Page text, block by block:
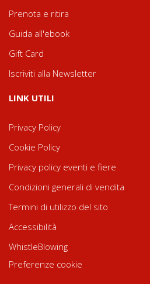
Prenota e ritira
Guida all'ebook
Gift Card
Iscriviti alla Newsletter
LINK UTILI
Privacy Policy
Cookie Policy
Privacy policy eventi e fiere
Condizioni generali di vendita
Termini di utilizzo del sito
Accessibilità
WhistleBlowing
Preferenze cookie